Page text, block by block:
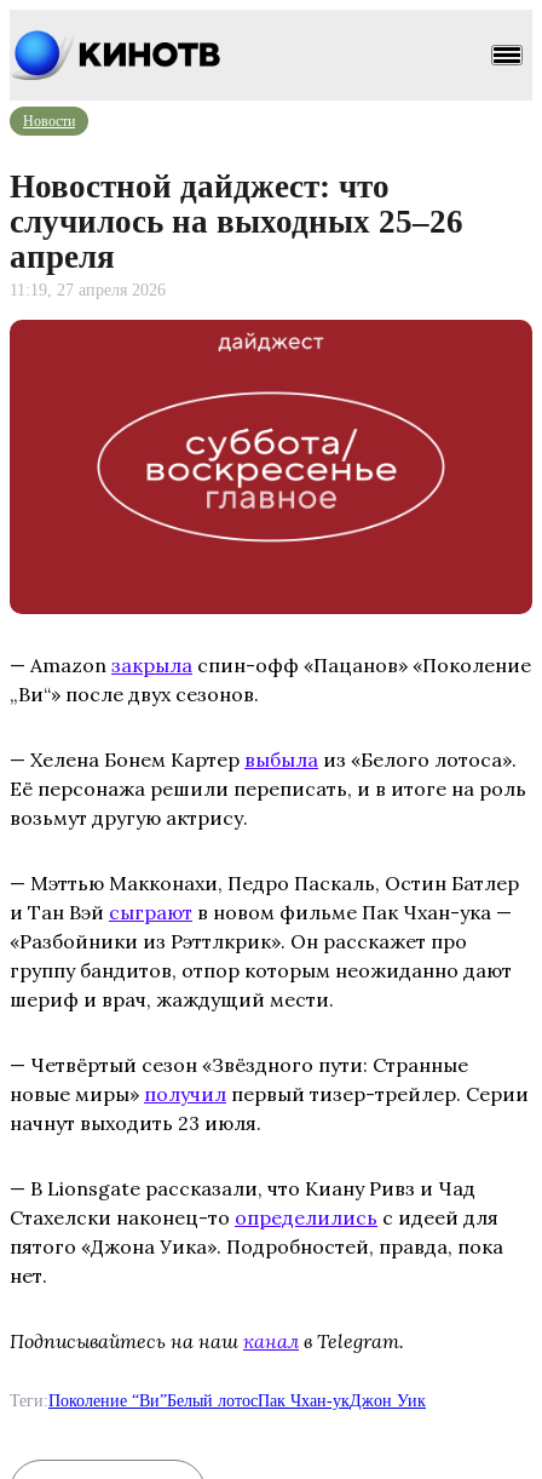
Новости
Новостной дайджест: что
случилось на выходных 25–26
апреля
11:19, 27 апреля 2026
— Amazon закрыла спин-офф «Пацанов» «Поколение
„Ви“» после двух сезонов.
— Хелена Бонем Картер выбыла из «Белого лотоса».
Её персонажа решили переписать, и в итоге на роль
возьмут другую актрису.
— Мэттью Макконахи, Педро Паскаль, Остин Батлер
и Тан Вэй сыграют в новом фильме Пак Чхан-ука —
«Разбойники из Рэттлкрик». Он расскажет про
группу бандитов, отпор которым неожиданно дают
шериф и врач, жаждущий мести.
— Четвёртый сезон «Звёздного пути: Странные
новые миры» получил первый тизер-трейлер. Серии
начнут выходить 23 июля.
— В Lionsgate рассказали, что Киану Ривз и Чад
Стахелски наконец-то определились с идеей для
пятого «Джона Уика». Подробностей, правда, пока
нет.
Подписывайтесь на наш канал в Telegram.
Теги:Поколение “Ви”Белый лотосПак Чхан-укДжон Уик